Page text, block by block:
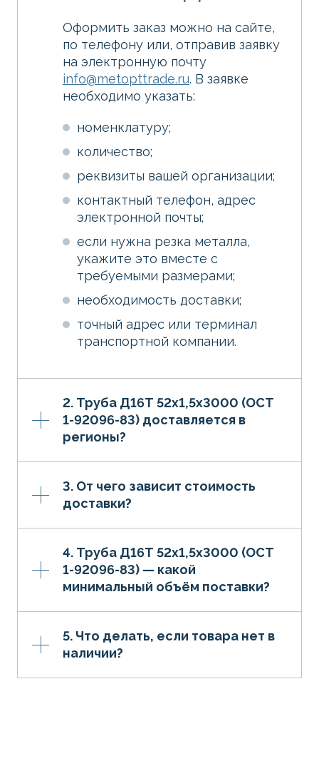
Оформить заказ можно на сайте,
по телефону или, отправив заявку
на электронную почту
info@metopttrade.ru. В заявке
необходимо указать:
номенклатуру;
количество;
реквизиты вашей организации;
контактный телефон, адрес
электронной почты;
если нужна резка металла,
укажите это вместе с
требуемыми размерами;
необходимость доставки;
точный адрес или терминал
транспортной компании.
2. Труба Д16Т 52х1,5х3000 (ОСТ
1-92096-83) доставляется в
регионы?
3. От чего зависит стоимость
доставки?
4. Труба Д16Т 52х1,5х3000 (ОСТ
1-92096-83) — какой
минимальный объём поставки?
5. Что делать, если товара нет в
наличии?